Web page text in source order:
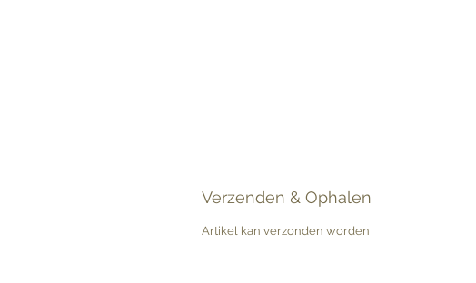
Verzenden & Ophalen
Artikel kan verzonden worden